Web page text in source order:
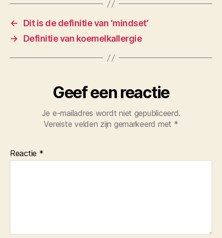
←
Dit is de definitie van ‘mindset’
→
Definitie van koemelkallergie
Geef een reactie
Je e-mailadres wordt niet gepubliceerd.
Vereiste velden zijn gemarkeerd met *
Reactie *